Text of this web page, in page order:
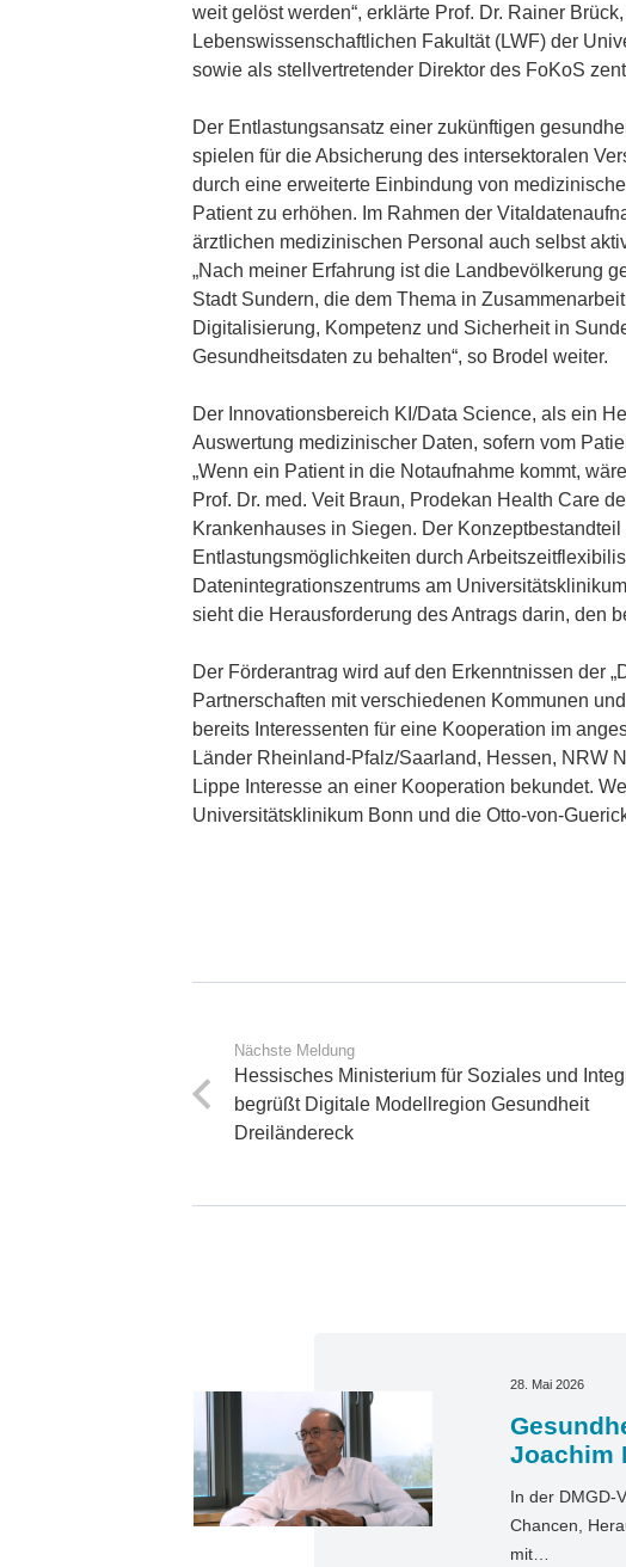
weit gelöst werden“, erklärte Prof. Dr. Rainer
Lebenswissenschaftlichen Fakultät (LWF) der
sowie als stellvertretender Direktor des FoKoS
Der Entlastungsansatz einer zukünftigen
spielen für die Absicherung des intersektoralen
durch eine erweiterte Einbindung von
Patient zu erhöhen. Im Rahmen der
ärztlichen medizinischen Personal auch selbst
„Nach meiner Erfahrung ist die Landbevölkerung
Stadt Sundern, die dem Thema in
Digitalisierung, Kompetenz und Sicherheit in
Gesundheitsdaten zu behalten“, so Brodel weiter.
Der Innovationsbereich KI/Data Science, als ein
Auswertung medizinischer Daten, sofern vom
„Wenn ein Patient in die Notaufnahme kommt,
Prof. Dr. med. Veit Braun, Prodekan Health Care
Krankenhauses in Siegen. Der
Entlastungsmöglichkeiten durch
Datenintegrationszentrums am
sieht die Herausforderung des Antrags darin, den
Der Förderantrag wird auf den Erkenntnissen der
Partnerschaften mit verschiedenen Kommunen
bereits Interessenten für eine Kooperation im
Länder Rheinland-Pfalz/Saarland, Hessen, NRW
Lippe Interesse an einer Kooperation bekundet.
Universitätsklinikum Bonn und die Otto-von-
Nächste Meldung
Hessisches Ministerium für Soziales und
begrüßt Digitale Modellregion Gesundheit
Dreiländereck
28. Mai 2026
Joachim
In der DMGD-
Chancen,
mit…